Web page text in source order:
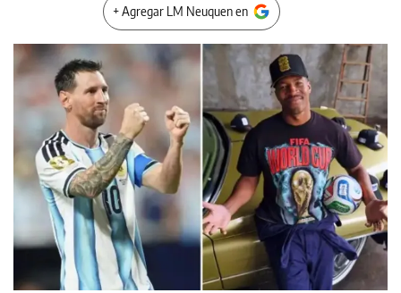
+ Agregar LM Neuquen en